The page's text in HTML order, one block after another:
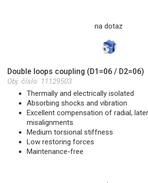
na dotaz
Double loops coupling (D1=06 / D2=06)
Obj. číslo: 11129503
Thermally and electrically isolated
Absorbing shocks and vibration
Excellent compensation of radial,
misalignments
Medium torsional stiffness
Low restoring forces
Maintenance-free